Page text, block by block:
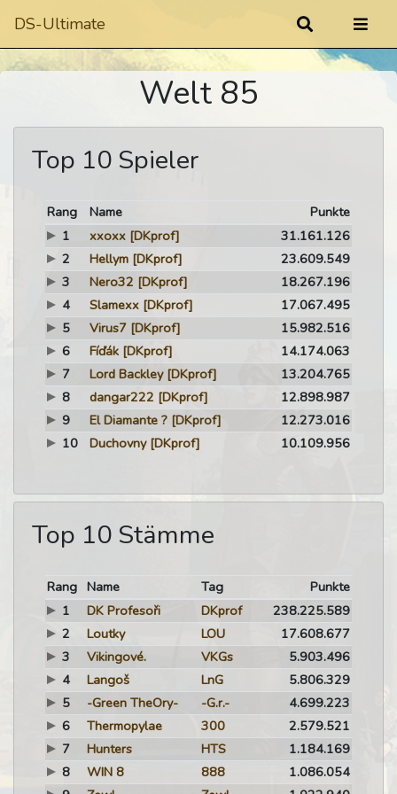
DS-Ultimate
Welt 85
Top 10 Spieler
Rang Name
Punkte
1
xxoxx [DKprof]
31.161.126
2
Hellym [DKprof]
23.609.549
3
Nero32 [DKprof]
18.267.196
4
Slamexx [DKprof]
17.067.495
5
Virus7 [DKprof]
15.982.516
6
Fíďák [DKprof]
14.174.063
7
Lord Backley [DKprof]
13.204.765
8
dangar222 [DKprof]
12.898.987
9
El Diamante ? [DKprof]
12.273.016
10
Duchovny [DKprof] 10.109.956
Top 10 Stämme
Rang Name Tag
Punkte
1
DK Profesoři DKprof
238.225.589
2
Loutky LOU
17.608.677
3
Vikingové. VKGs
5.903.496
4
Langoš LnG
5.806.329
5
-Green TheOry- -G.r.-
4.699.223
6
Thermopylae 300
2.579.521
7
Hunters HTS
1.184.169
8
WIN 8 888
1.086.054